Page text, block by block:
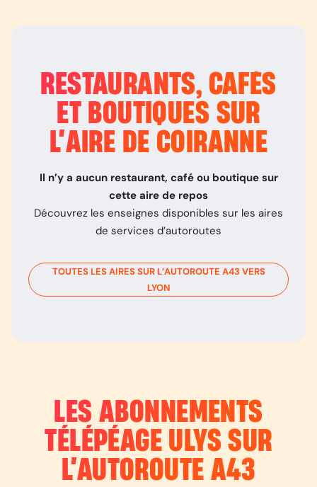
RESTAURANTS, CAFÉS
ET BOUTIQUES SUR
L’AIRE DE COIRANNE
Il n’y a aucun restaurant, café ou boutique sur
cette aire de repos
Découvrez les enseignes disponibles sur les aires
de services d’autoroutes
TOUTES LES AIRES SUR L’AUTOROUTE A43 VERS
LYON
LES ABONNEMENTS
TÉLÉPÉAGE ULYS SUR
L’AUTOROUTE A43